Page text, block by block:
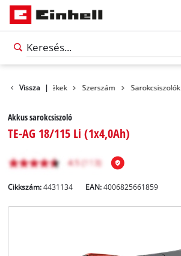
Vissza |
Termékek Szerszám Sarokcsiszolók
Akkus sarokcsiszoló
TE-AG 18/115 Li (1x4,0Ah)
Cikkszám: 4431134 EAN:4006825661859